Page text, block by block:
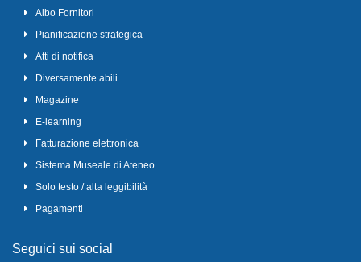
Albo Fornitori
Pianificazione strategica
Atti di notifica
Diversamente abili
Magazine
E-learning
Fatturazione elettronica
Sistema Museale di Ateneo
Solo testo / alta leggibilità
Pagamenti
Seguici sui social